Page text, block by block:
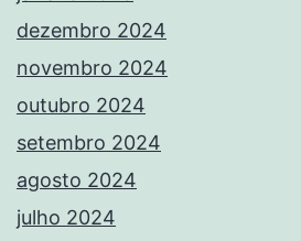
dezembro 2024
novembro 2024
outubro 2024
setembro 2024
agosto 2024
julho 2024